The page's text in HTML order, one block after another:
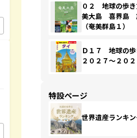
０２ 地球の歩
美大島 喜界島
（奄美群島１）
Ｄ１７ 地球の
２０２７～２０２
特設ページ
世界遺産ランキ